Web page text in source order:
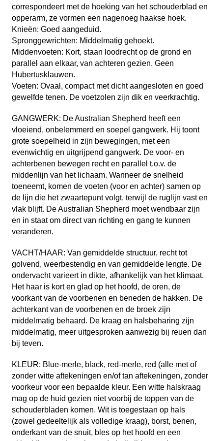
correspondeert met de hoeking van het schouderblad en
opperarm, ze vormen een nagenoeg haakse hoek.
Knieën: Goed aangeduid.
Spronggewrichten: Middelmatig gehoekt.
Middenvoeten: Kort, staan loodrecht op de grond en
parallel aan elkaar, van achteren gezien. Geen
Hubertusklauwen.
Voeten: Ovaal, compact met dicht aangesloten en goed
gewelfde tenen. De voetzolen zijn dik en veerkrachtig.
GANGWERK: De Australian Shepherd heeft een
vloeiend, onbelemmerd en soepel gangwerk. Hij toont
grote soepelheid in zijn bewegingen, met een
evenwichtig en uitgrijpend gangwerk. De voor- en
achterbenen bewegen recht en parallel t.o.v. de
middenlijn van het lichaam. Wanneer de snelheid
toeneemt, komen de voeten (voor en achter) samen op
de lijn die het zwaartepunt volgt, terwijl de ruglijn vast en
vlak blijft. De Australian Shepherd moet wendbaar zijn
en in staat om direct van richting en gang te kunnen
veranderen.
VACHT/HAAR: Van gemiddelde structuur, recht tot
golvend, weerbestendig en van gemiddelde lengte. De
ondervacht varieert in dikte, afhankelijk van het klimaat.
Het haar is kort en glad op het hoofd, de oren, de
voorkant van de voorbenen en beneden de hakken. De
achterkant van de voorbenen en de broek zijn
middelmatig behaard. De kraag en halsbeharing zijn
middelmatig, meer uitgesproken aanwezig bij reuen dan
bij teven.
KLEUR: Blue-merle, black, red-merle, red (alle met of
zonder witte aftekeningen en/of tan aftekeningen, zonder
voorkeur voor een bepaalde kleur. Een witte halskraag
mag op de huid gezien niet voorbij de toppen van de
schouderbladen komen. Wit is toegestaan op hals
(zowel gedeeltelijk als volledige kraag), borst, benen,
onderkant van de snuit, bles op het hoofd en een